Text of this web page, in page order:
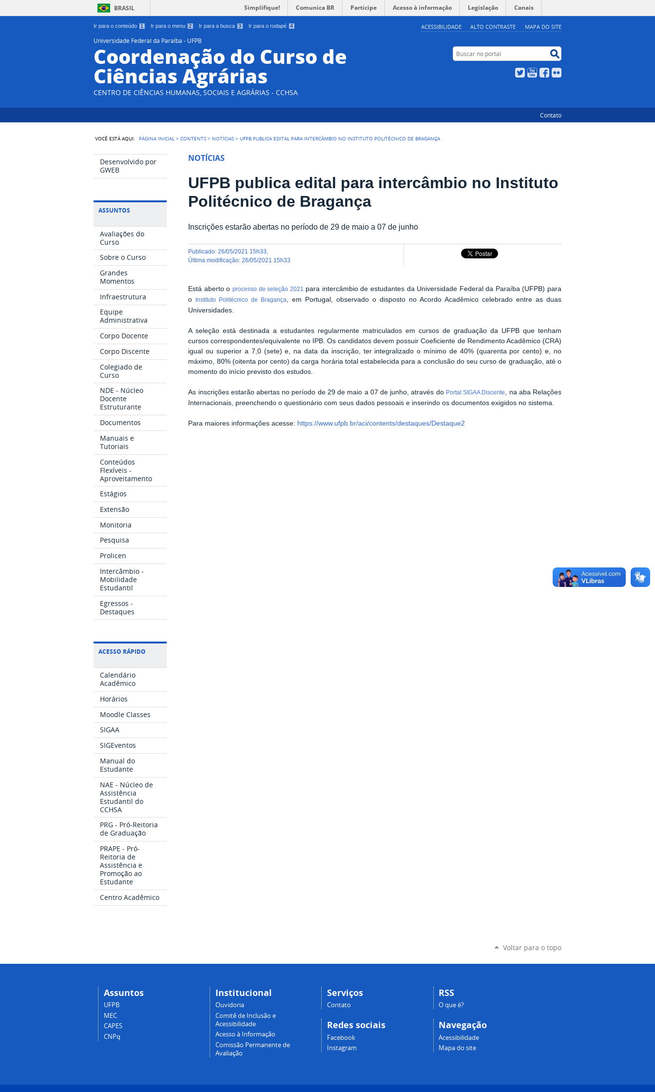
Ir para o conteúdo 1 Ir para o menu 2 Ir para a busca 3 Ir para o rodapé 4 ACESSIBILIDADE ALTO CONTRASTE MAPA DO SITE
BRASIL Simplifique! Comunica BR Participe Acesso à informação Legislação Canais
Universidade Federal da Paraíba - UFPB
Coordenação do Curso de
Ciências Agrárias
CENTRO DE CIÊNCIAS HUMANAS, SOCIAIS E AGRÁRIAS - CCHSA
Buscar no portal
TwitterYouTubeFacebook
Contato
VOCÊ ESTÁ AQUI: PÁGINA INICIAL >CONTENTS > NOTÍCIAS > UFPB PUBLICA EDITAL PARA INTERCÂMBIO NO INSTITUTO POLITÉCNICO DE BRAGANÇA
Desenvolvido por
GWEB
ASSUNTOS
Avaliações do
Curso
Sobre o Curso
Grandes
Momentos
Infraestrutura
Equipe
Administrativa
Corpo Docente
Corpo Discente
Colegiado de
Curso
NDE - Núcleo
Docente
Estruturante
Documentos
Manuais e
Tutoriais
Conteúdos
Flexíveis -
Aproveitamento
Estágios
Extensão
Monitoria
Pesquisa
Prolicen
Intercâmbio -
Mobilidade
Estudantil
Egressos -
Destaques
ACESSO RÁPIDO
Calendário
Acadêmico
Horários
Moodle Classes
SIGAA
SIGEventos
Manual do
Estudante
NAE - Núcleo de
Assistência
Estudantil do
CCHSA
PRG - Pró-Reitoria
de Graduação
PRAPE - Pró-
Reitoria de
Assistência e
Promoção ao
Estudante
Centro Acadêmico
NOTÍCIAS
UFPB publica edital para intercâmbio no Instituto
Politécnico de Bragança
Inscrições estarão abertas no período de 29 de maio a 07 de junho
publicado:26/05/2021 15h33
última modificação:26/05/2021 15h33
Está aberto oprocesso de seleção 2021 para intercâmbio de estudantes da Universidade Federal da Paraíba (UFPB) para
o
Instituto Politécnico de Bragança , em Portugal, observado o disposto no Acordo Acadêmico celebrado entre as duas
Universidades.
A seleção está destinada a estudantes regularmente matriculados em cursos de graduação da UFPB que tenham
cursos correspondentes/equivalente no IPB. Os candidatos devem possuir Coeficiente de Rendimento Acadêmico (CRA)
igual ou superior a 7,0 (sete) e, na data da inscrição, terintegralizado o mínimo de 40% (quarenta por cento) e, no
máximo, 80% (oitenta por cento) da carga horária total estabelecida para a conclusão do seu curso de graduação, até o
momento do início previsto dos estudos.
As inscrições estarão abertas no período de 29 de maio a 07 de junho , através do Portal SIGAA Discente
, na aba Relações
Internacionais, preenchendo o questionário com seus dados pessoais e inserindo os documentos exigidos no sistema.
Para maiores informações acesse: https://www.ufpb.br/aci/contents/destaques/Destaque2
Voltar para o topo
Assuntos
UFPB
MEC
CAPES
CNPq
Institucional
Ouvidoria
Comitê de Inclusão e
Acessibilidade
Acesso à Informação
Comissão Permanente de
Avaliação
Serviços
Contato
Redes sociais
Facebook
Instagram
RSS
O que é?
Navegação
Acessibilidade
Mapa do site